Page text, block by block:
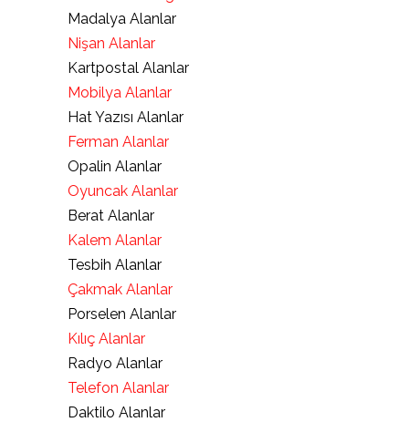
Madalya Alanlar
Nişan Alanlar
Kartpostal Alanlar
Mobilya Alanlar
Hat Yazısı Alanlar
Ferman Alanlar
Opalin Alanlar
Oyuncak Alanlar
Berat Alanlar
Kalem Alanlar
Tesbih Alanlar
Çakmak Alanlar
Porselen Alanlar
Kılıç Alanlar
Radyo Alanlar
Telefon Alanlar
Daktilo Alanlar